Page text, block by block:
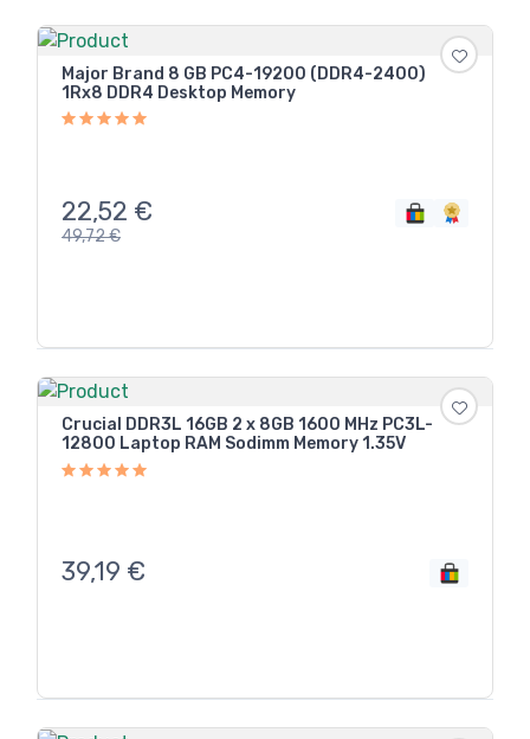
Major Brand 8 GB PC4-19200 (DDR4-2400)
1Rx8 DDR4 Desktop Memory
22,52 €
49,72€
Crucial DDR3L 16GB 2 x 8GB 1600 MHz PC3L-
12800 Laptop RAM Sodimm Memory 1.35V
39,19 €